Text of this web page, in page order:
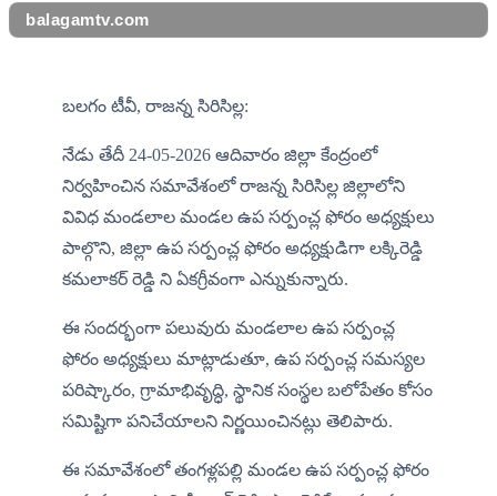
balagamtv.com
బలగం టీవీ, రాజన్న సిరిసిల్ల:
నేడు తేదీ 24-05-2026 ఆదివారం జిల్లా కేంద్రంలో
నిర్వహించిన సమావేశంలో రాజన్న సిరిసిల్ల జిల్లాలోని
వివిధ మండలాల మండల ఉప సర్పంచ్ల ఫోరం అధ్యక్షులు
పాల్గొని, జిల్లా ఉప సర్పంచ్ల ఫోరం అధ్యక్షుడిగా లక్కిరెడ్డి
కమలాకర్ రెడ్డి ని ఏకగ్రీవంగా ఎన్నుకున్నారు.
ఈ సందర్భంగా పలువురు మండలాల ఉప సర్పంచ్ల
ఫోరం అధ్యక్షులు మాట్లాడుతూ, ఉప సర్పంచ్ల సమస్యల
పరిష్కారం, గ్రామాభివృద్ధి, స్థానిక సంస్థల బలోపేతం కోసం
సమిష్టిగా పనిచేయాలని నిర్ణయించినట్లు తెలిపారు.
ఈ సమావేశంలో తంగళ్లపల్లి మండల ఉప సర్పంచ్ల ఫోరం